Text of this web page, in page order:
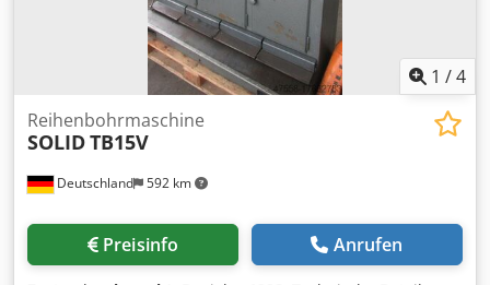
1 /4
Deutschland 592 km
Reihenbohrmaschine
SOLIDTB15V
Preisinfo Anrufen